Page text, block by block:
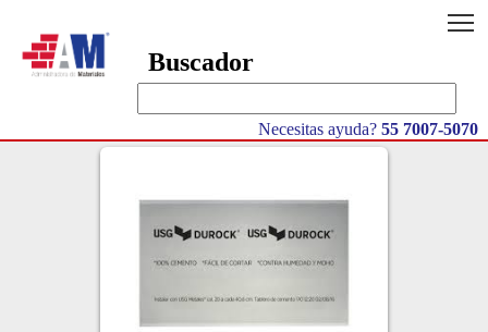
Buscador
Necesitas ayuda? 55 7007-5070